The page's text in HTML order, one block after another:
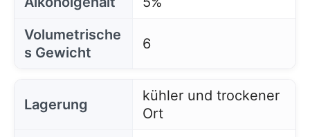
Volumetrische
s Gewicht
6
Lagerung
kühler und trockener
Ort